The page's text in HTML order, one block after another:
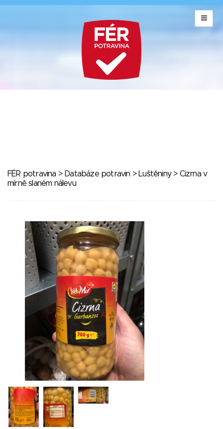
FÉR potravina > Databáze potravin > Luštěniny> Cizrna v
mírně slaném nálevu